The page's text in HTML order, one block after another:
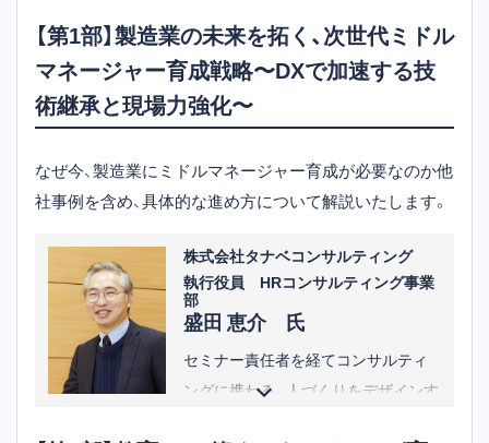
【第1部】製造業の未来を拓く、次世代ミドル
マネージャー育成戦略〜DXで加速する技
術継承と現場力強化〜
なぜ今、製造業にミドルマネージャー育成が必要なのか他
社事例を含め、具体的な進め方について解説いたします。
株式会社タナベコンサルティング
執行役員 HRコンサルティング事業
部
盛田 恵介 氏
セミナー責任者を経てコンサルティ
ングに携わる。人づくりをデザインす